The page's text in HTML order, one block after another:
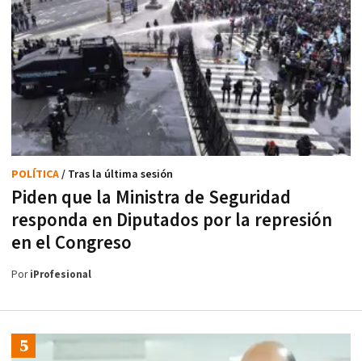
Piden que la Ministra de Seguridad
responda en Diputados por la represión
en el Congreso
POLÍTICA/ Tras la última sesión
PoriProfesional